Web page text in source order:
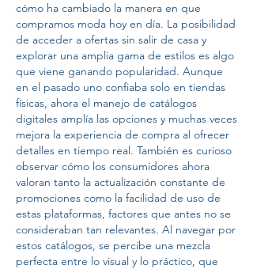
cómo ha cambiado la manera en que
compramos moda hoy en día. La posibilidad
de acceder a ofertas sin salir de casa y
explorar una amplia gama de estilos es algo
que viene ganando popularidad. Aunque
en el pasado uno confiaba solo en tiendas
físicas, ahora el manejo de catálogos
digitales amplía las opciones y muchas veces
mejora la experiencia de compra al ofrecer
detalles en tiempo real. También es curioso
observar cómo los consumidores ahora
valoran tanto la actualización constante de
promociones como la facilidad de uso de
estas plataformas, factores que antes no se
consideraban tan relevantes. Al navegar por
estos catálogos, se percibe una mezcla
perfecta entre lo visual y lo práctico, que